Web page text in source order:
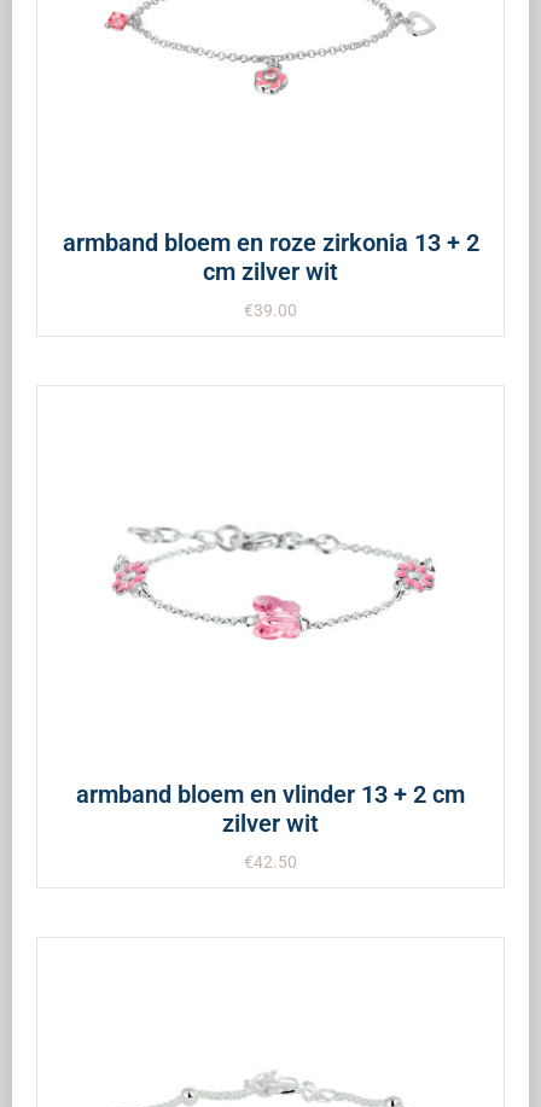
armband bloem en roze zirkonia 13 + 2
cm zilver wit
€39.00
armband bloem en vlinder 13 + 2 cm
zilver wit
€42.50